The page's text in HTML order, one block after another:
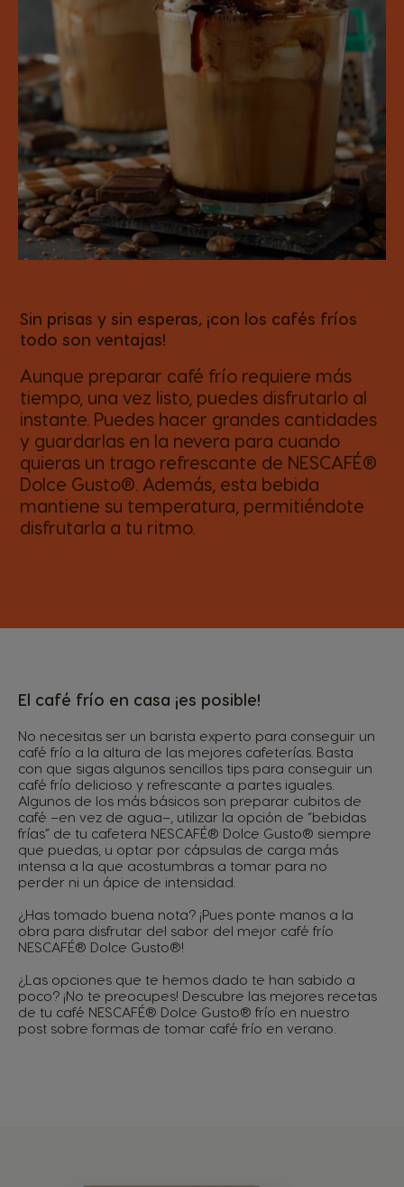
Sin prisas y sin esperas, ¡con los cafés fríos
todo son ventajas!
Aunque preparar café frío requiere más
tiempo, una vez listo, puedes disfrutarlo al
instante. Puedes hacer grandes cantidades
y guardarlas en la nevera para cuando
quieras un trago refrescante de NESCAFÉ®
Dolce Gusto®. Además, esta bebida
mantiene su temperatura, permitiéndote
disfrutarla a tu ritmo.
El café frío en casa ¡es posible!
No necesitas ser un barista experto para conseguir un
café frío a la altura de las mejores cafeterías. Basta
con que sigas algunos sencillos tips para conseguir un
café frío delicioso y refrescante a partes iguales.
Algunos de los más básicos son preparar cubitos de
café –en vez de agua–, utilizar la opción de “bebidas
frías” de tu cafetera NESCAFÉ® Dolce Gusto® siempre
que puedas, u optar por cápsulas de carga más
intensa a la que acostumbras a tomar para no
perder ni un ápice de intensidad.
¿Has tomado buena nota? ¡Pues ponte manos a la
obra para disfrutar del sabor del mejor café frío
NESCAFÉ® Dolce Gusto®!
¿Las opciones que te hemos dado te han sabido a
poco? ¡No te preocupes! Descubre las mejores recetas
de tu café NESCAFÉ® Dolce Gusto® frío en nuestro
post sobre formas de tomar café frío en verano.